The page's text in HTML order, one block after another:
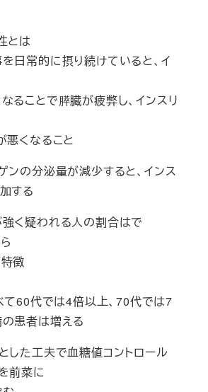
とは
日常的に摂り続けていると、イ
ることで膵臓が疲弊し、インスリ
悪くなること
ンの分泌量が減少すると、インス
する
く疑われる人の割合はで
徴
60代では4倍以上、70代では7
患者は増える
した工夫で血糖値コントロール
前菜に